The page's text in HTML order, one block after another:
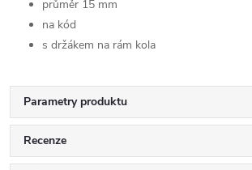
průměr 15 mm
na kód
s držákem na rám kola
Parametry produktu
Recenze